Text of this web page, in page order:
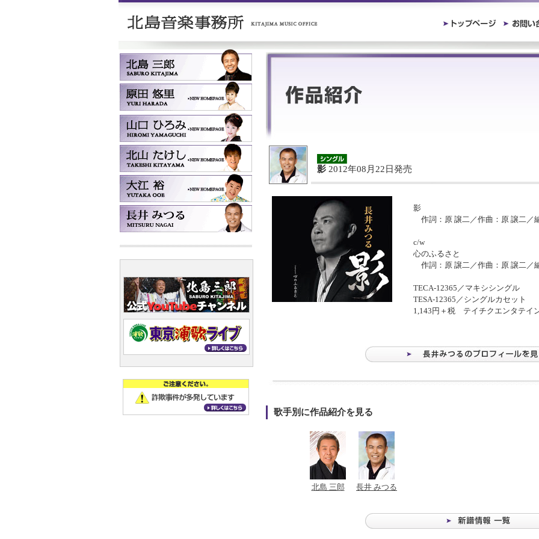
影 2012年08月22日発売
影
作詞：原 譲二／作曲：原 譲二／
c/w
心のふるさと
作詞：原 譲二／作曲：原 譲二／
TECA-12365／マキシシングル
TESA-12365／シングルカセット
1,143円＋税 テイチクエンタテイ
歌手別に作品紹介を見る
北島 三郎 長井 みつる